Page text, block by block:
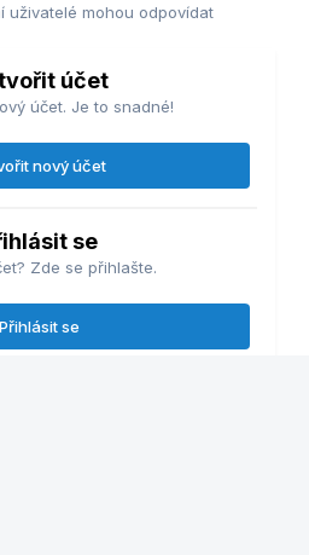
uživatelé mohou odpovídat
účet
účet. Je to snadné!
nový účet
se
Zde se přihlašte.
Přihlásit se